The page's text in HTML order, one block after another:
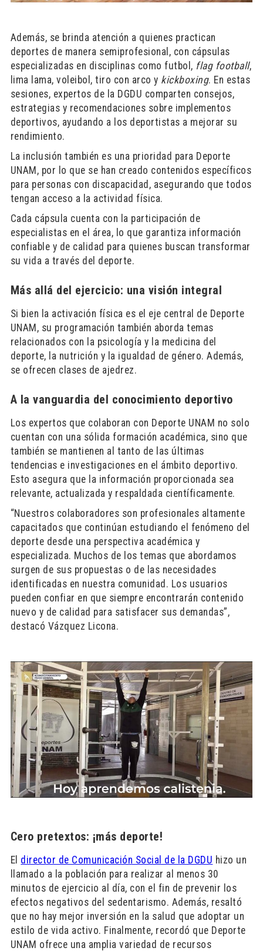
Además, se brinda atención a quienes practican
deportes de manera semiprofesional, con cápsulas
especializadas en disciplinas como futbol, flag football,
lima lama, voleibol, tiro con arco y kickboxing. En estas
sesiones, expertos de la DGDU comparten consejos,
estrategias y recomendaciones sobre implementos
deportivos, ayudando a los deportistas a mejorar su
rendimiento.
La inclusión también es una prioridad para Deporte
UNAM, por lo que se han creado contenidos específicos
para personas con discapacidad, asegurando que todos
tengan acceso a la actividad física.
Cada cápsula cuenta con la participación de
especialistas en el área, lo que garantiza información
confiable y de calidad para quienes buscan transformar
su vida a través del deporte.
Más allá del ejercicio: una visión integral
Si bien la activación física es el eje central de Deporte
UNAM, su programación también aborda temas
relacionados con la psicología y la medicina del
deporte, la nutrición y la igualdad de género. Además,
se ofrecen clases de ajedrez.
A la vanguardia del conocimiento deportivo
Los expertos que colaboran con Deporte UNAM no solo
cuentan con una sólida formación académica, sino que
también se mantienen al tanto de las últimas
tendencias e investigaciones en el ámbito deportivo.
Esto asegura que la información proporcionada sea
relevante, actualizada y respaldada científicamente.
“Nuestros colaboradores son profesionales altamente
capacitados que continúan estudiando el fenómeno del
deporte desde una perspectiva académica y
especializada. Muchos de los temas que abordamos
surgen de sus propuestas o de las necesidades
identificadas en nuestra comunidad. Los usuarios
pueden confiar en que siempre encontrarán contenido
nuevo y de calidad para satisfacer sus demandas”,
destacó Vázquez Licona.
Cero pretextos: ¡más deporte!
El director de Comunicación Social de la DGDU hizo un
llamado a la población para realizar al menos 30
minutos de ejercicio al día, con el fin de prevenir los
efectos negativos del sedentarismo. Además, resaltó
que no hay mejor inversión en la salud que adoptar un
estilo de vida activo. Finalmente, recordó que Deporte
UNAM ofrece una amplia variedad de recursos